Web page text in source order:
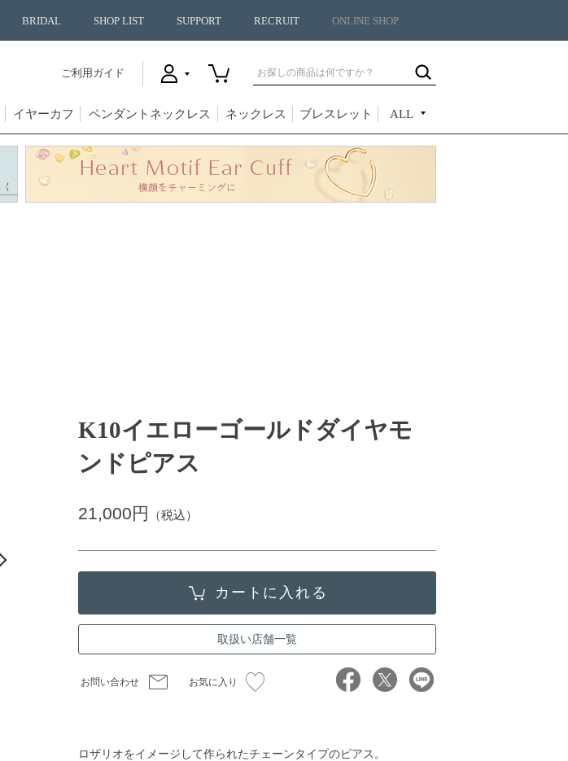
BRIDAL SHOP LIST SUPPORT RECRUIT ONLINE SHOP
ご利用ガイド
イヤーカフ ペンダントネックレス ネックレス ブレスレット ALL
K10イエローゴールドダイヤモ
ンドピアス
21,000円 （税込）
取扱い店舗一覧
お問い合わせ お気に入り
ロザリオをイメージして作られたチェーンタイプのピアス。